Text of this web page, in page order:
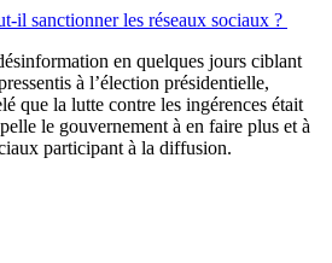
il sanctionner les réseaux sociaux ?
en quelques jours ciblant
à l’élection présidentielle,
que la lutte contre les ingérences était
le gouvernement à en faire plus et à
participant à la diffusion.